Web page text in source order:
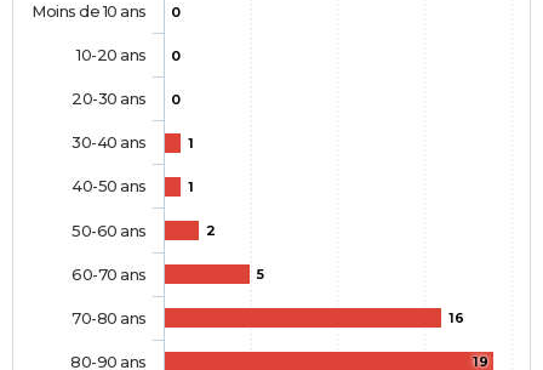
0
0
0
1
1
2
5
16
19
Moins de 10 ans
10-20 ans
20-30 ans
30-40 ans
40-50 ans
50-60 ans
60-70 ans
70-80 ans
80-90 ans